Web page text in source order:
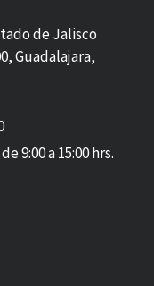
de Jalisco
Guadalajara,
9:00 a 15:00 hrs.